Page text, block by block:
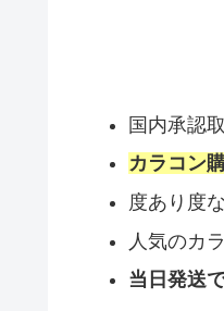
国内承認
カラコン
度あり度
人気のカ
当日発送